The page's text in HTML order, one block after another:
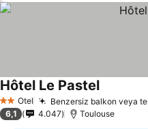
2 Yıldız
Otel Benzersiz balkon veya
Hôtel Le Pastel
6,1 4.047 Toulouse